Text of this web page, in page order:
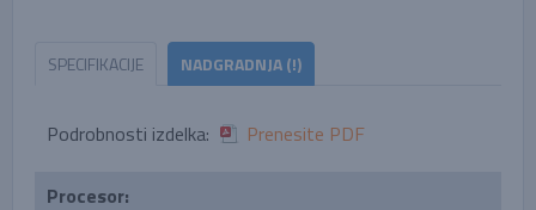
SPECIFIKACIJE NADGRADNJA (!)
Podrobnosti izdelka: Prenesite PDF
Procesor: